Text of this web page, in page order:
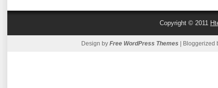
Copyright © 2011
Design by Free WordPress Themes | Bloggerized